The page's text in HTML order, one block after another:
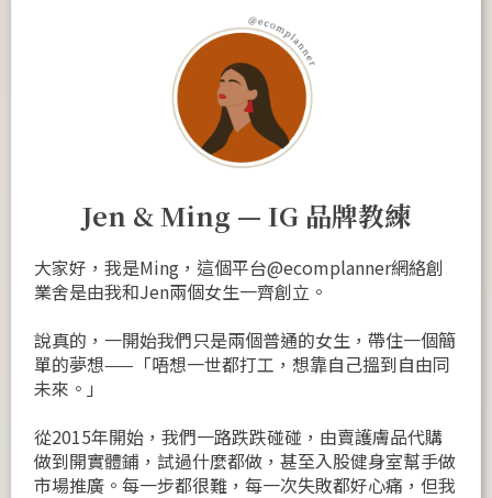
Jen & Ming — IG 品牌教練
大家好，我是Ming，這個平台@ecomplanner網絡創
業舍是由我和Jen兩個女生一齊創立。
說真的，一開始我們只是兩個普通的女生，帶住一個簡
單的夢想——「唔想一世都打工，想靠自己搵到自由同
未來。」
從2015年開始，我們一路跌跌碰碰，由賣護膚品代購
做到開實體鋪，試過什麼都做，甚至入股健身室幫手做
市場推廣。每一步都很難，每一次失敗都好心痛，但我